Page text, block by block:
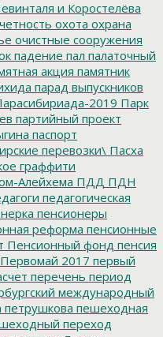
и Коростелёва
охота охрана
очистные сооружения
падение пал палаточный
акция памятник
парад выпускников
2019 Парк
партийный проект
паспорт
перевозки\ Пасха
граффити
Алейхема ПДД ПДН
педагогическая
пенсионеры
реформа пенсионные
Пенсионный фонд пенсия
Первомай 2017 первый
перечень период
международный
петрушкова пешеходная
переход